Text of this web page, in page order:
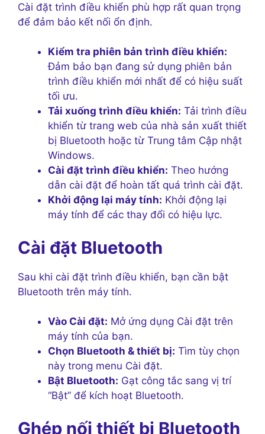
Cài đặt trình điều khiển phù hợp rất quan trọng
để đảm bảo kết nối ổn định.
Kiểm tra phiên bản trình điều khiển:
Đảm bảo bạn đang sử dụng phiên bản
trình điều khiển mới nhất để có hiệu suất
tối ưu.
Tải xuống trình điều khiển: Tải trình điều
khiển từ trang web của nhà sản xuất thiết
bị Bluetooth hoặc từ Trung tâm Cập nhật
Windows.
Cài đặt trình điều khiển: Theo hướng
dẫn cài đặt để hoàn tất quá trình cài đặt.
Khởi động lại máy tính: Khởi động lại
máy tính để các thay đổi có hiệu lực.
Cài đặt Bluetooth
Sau khi cài đặt trình điều khiển, bạn cần bật
Bluetooth trên máy tính.
Vào Cài đặt: Mở ứng dụng Cài đặt trên
máy tính của bạn.
Chọn Bluetooth & thiết bị: Tìm tùy chọn
này trong menu Cài đặt.
Bật Bluetooth: Gạt công tắc sang vị trí
“Bật” để kích hoạt Bluetooth.
Ghép nối thiết bị Bluetooth